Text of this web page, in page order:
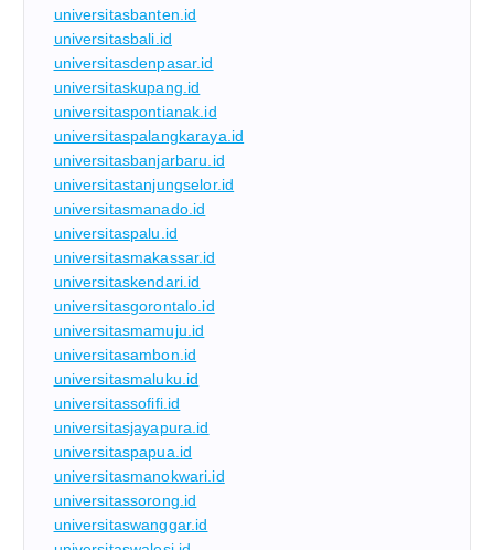
universitasbanten.id
universitasbali.id
universitasdenpasar.id
universitaskupang.id
universitaspontianak.id
universitaspalangkaraya.id
universitasbanjarbaru.id
universitastanjungselor.id
universitasmanado.id
universitaspalu.id
universitasmakassar.id
universitaskendari.id
universitasgorontalo.id
universitasmamuju.id
universitasambon.id
universitasmaluku.id
universitassofifi.id
universitasjayapura.id
universitaspapua.id
universitasmanokwari.id
universitassorong.id
universitaswanggar.id